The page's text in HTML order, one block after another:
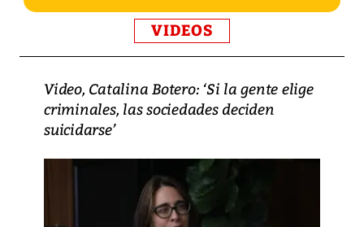
VIDEOS
Video, Catalina Botero: ‘Si la gente elige
criminales, las sociedades deciden
suicidarse’